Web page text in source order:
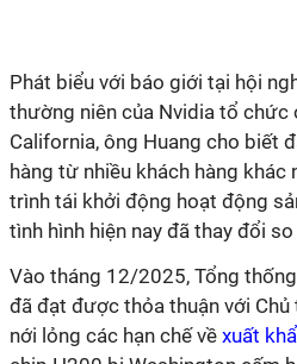
Phát biểu với báo giới tại hội
thường niên của Nvidia tổ chức
California, ông Huang cho biết
hàng từ nhiều khách hàng khác
trình tái khởi động hoạt động
tình hình hiện nay đã thay đổi
Vào tháng 12/2025, Tổng
đã đạt được thỏa thuận với Chủ
nới lỏng các hạn chế về xuất